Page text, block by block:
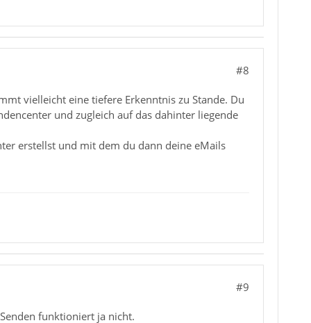
#8
vielleicht eine tiefere Erkenntnis zu Stande. Du
und zugleich auf das dahinter liegende
erstellst und mit dem du dann deine eMails
#9
funktioniert ja nicht.